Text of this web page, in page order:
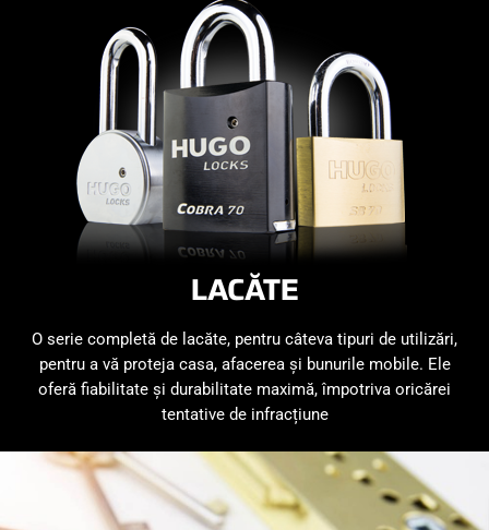
LACĂTE
O serie completă de lacăte, pentru câteva tipuri de utilizări,
pentru a vă proteja casa, afacerea și bunurile mobile. Ele
oferă fiabilitate și durabilitate maximă, împotriva oricărei
tentative de infracțiune